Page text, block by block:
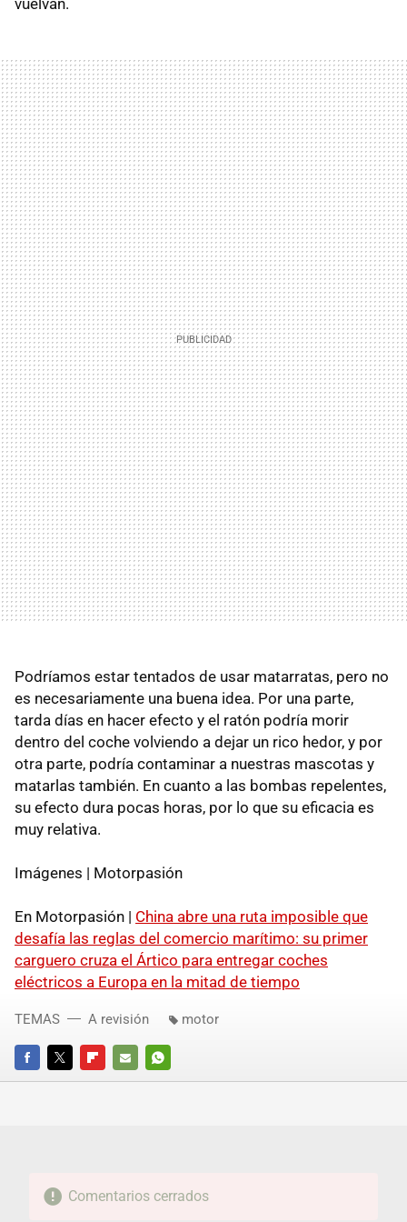
vuelvan.
Podríamos estar tentados de usar matarratas, pero no
es necesariamente una buena idea. Por una parte,
tarda días en hacer efecto y el ratón podría morir
dentro del coche volviendo a dejar un rico hedor, y por
otra parte, podría contaminar a nuestras mascotas y
matarlas también. En cuanto a las bombas repelentes,
su efecto dura pocas horas, por lo que su eficacia es
muy relativa.
Imágenes | Motorpasión
En Motorpasión | China abre una ruta imposible que
desafía las reglas del comercio marítimo: su primer
carguero cruza el Ártico para entregar coches
eléctricos a Europa en la mitad de tiempo
FACEBOOKTWITTERFLIPBOARD
E-
WHATSAPP
TEMAS A revisión motor
Comentarios cerrados